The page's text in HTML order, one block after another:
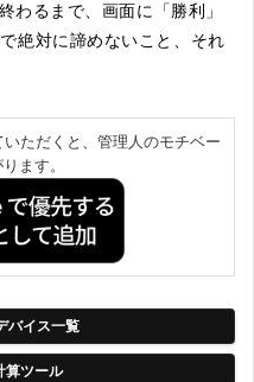
わるまで、画面に「勝利」
絶対に諦めないこと、それ
ただくと、管理人のモチベー
ます。
バイス一覧
算ツール